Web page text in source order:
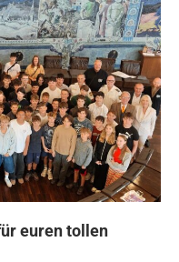
euren tollen